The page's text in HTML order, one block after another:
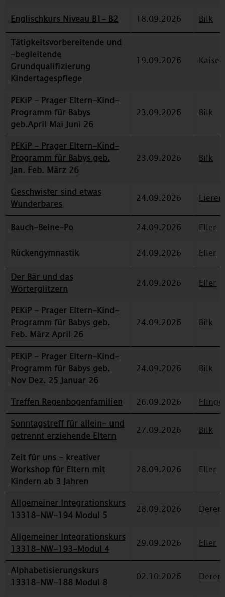
Englischkurs Niveau B1- B2
18.09.2026
Bilk
Tätigkeitsvorbereitende und
-begleitende
Grundqualifizierung
Kindertagespflege
19.09.2026
PEKiP - Prager Eltern-Kind-
Programm für Babys
geb.April Mai Juni 26
23.09.2026 Bilk
PEKiP - Prager Eltern-Kind-
Programm für Babys geb.
Jan. Feb. März 26
23.09.2026 Bilk
Geschwister sind etwas
Wunderbares
24.09.2026
Bauch-Beine-Po 24.09.2026 Eller
Rückengymnastik 24.09.2026
Eller
Der Bär und das
Wörterglitzern
24.09.2026 Eller
PEKiP - Prager Eltern-Kind-
Programm für Babys geb.
Feb. März April 26
24.09.2026 Bilk
PEKiP - Prager Eltern-Kind-
Programm für Babys geb.
Nov Dez. 25 Januar 26
24.09.2026 Bilk
Treffen Regenbogenfamilien 26.09.2026
Sonntagstreff für allein- und
getrennt erziehende Eltern
27.09.2026 Bilk
Zeit für uns - kreativer
Workshop für Eltern mit
Kindern ab 3 Jahren
28.09.2026 Eller
Allgemeiner Integrationskurs
13318-NW-194 Modul 5
28.09.2026
Allgemeiner Integrationskurs
13318-NW-193-Modul 4
29.09.2026 Eller
Alphabetisierungskurs
13318-NW-188 Modul 8
02.10.2026